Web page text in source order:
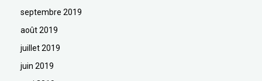
septembre 2019
août 2019
juillet 2019
juin 2019